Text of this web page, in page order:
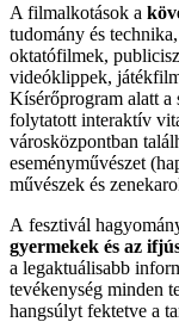
A filmalkotások a
tudomány és
oktatófilmek,
videóklippek,
Kísérőprogram alatt a
folytatott interaktív
városközpontban
eseményművészet
művészek és
A fesztivál
gyermekek és az
a legaktuálisabb
tevékenység minden
hangsúlyt fektetve a